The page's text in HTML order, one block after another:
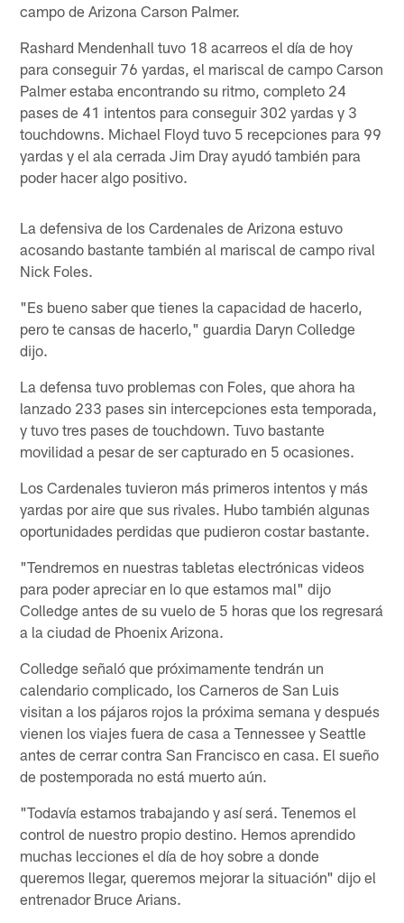
campo de Arizona Carson Palmer.
Rashard Mendenhall tuvo 18 acarreos el día de hoy
para conseguir 76 yardas, el mariscal de campo Carson
Palmer estaba encontrando su ritmo, completo 24
pases de 41 intentos para conseguir 302 yardas y 3
touchdowns. Michael Floyd tuvo 5 recepciones para 99
yardas y el ala cerrada Jim Dray ayudó también para
poder hacer algo positivo.
La defensiva de los Cardenales de Arizona estuvo
acosando bastante también al mariscal de campo rival
Nick Foles.
"Es bueno saber que tienes la capacidad de hacerlo,
pero te cansas de hacerlo," guardia Daryn Colledge
dijo.
La defensa tuvo problemas con Foles, que ahora ha
lanzado 233 pases sin intercepciones esta temporada,
y tuvo tres pases de touchdown. Tuvo bastante
movilidad a pesar de ser capturado en 5 ocasiones.
Los Cardenales tuvieron más primeros intentos y más
yardas por aire que sus rivales. Hubo también algunas
oportunidades perdidas que pudieron costar bastante.
"Tendremos en nuestras tabletas electrónicas videos
para poder apreciar en lo que estamos mal" dijo
Colledge antes de su vuelo de 5 horas que los regresará
a la ciudad de Phoenix Arizona.
Colledge señaló que próximamente tendrán un
calendario complicado, los Carneros de San Luis
visitan a los pájaros rojos la próxima semana y después
vienen los viajes fuera de casa a Tennessee y Seattle
antes de cerrar contra San Francisco en casa. El sueño
de postemporada no está muerto aún.
"Todavía estamos trabajando y así será. Tenemos el
control de nuestro propio destino. Hemos aprendido
muchas lecciones el día de hoy sobre a donde
queremos llegar, queremos mejorar la situación" dijo el
entrenador Bruce Arians.